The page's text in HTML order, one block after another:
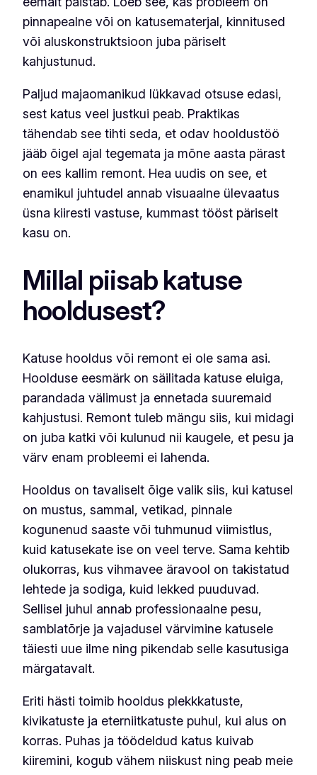
pinnapealne või on katusematerjal, kinnitused
või aluskonstruktsioon juba päriselt
kahjustunud.
Paljud majaomanikud lükkavad otsuse edasi,
sest katus veel justkui peab. Praktikas
tähendab see tihti seda, et odav hooldustöö
jääb õigel ajal tegemata ja mõne aasta pärast
on ees kallim remont. Hea uudis on see, et
enamikul juhtudel annab visuaalne ülevaatus
üsna kiiresti vastuse, kummast tööst päriselt
kasu on.
Millal piisab katuse
hooldusest?
Katuse hooldus või remont ei ole sama asi.
Hoolduse eesmärk on säilitada katuse eluiga,
parandada välimust ja ennetada suuremaid
kahjustusi. Remont tuleb mängu siis, kui midagi
on juba katki või kulunud nii kaugele, et pesu ja
värv enam probleemi ei lahenda.
Hooldus on tavaliselt õige valik siis, kui katusel
on mustus, sammal, vetikad, pinnale
kogunenud saaste või tuhmunud viimistlus,
kuid katusekate ise on veel terve. Sama kehtib
olukorras, kus vihmavee äravool on takistatud
lehtede ja sodiga, kuid lekked puuduvad.
Sellisel juhul annab professionaalne pesu,
samblatõrje ja vajadusel värvimine katusele
täiesti uue ilme ning pikendab selle kasutusiga
märgatavalt.
Eriti hästi toimib hooldus plekkkatuste,
kivikatuste ja eterniitkatuste puhul, kui alus on
korras. Puhas ja töödeldud katus kuivab
kiiremini, kogub vähem niiskust ning peab meie